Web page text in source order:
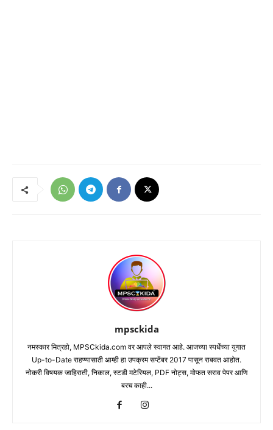
mpsckida
नमस्कार मित्रहो, MPSCkida.com वर आपले स्वागत आहे. आजच्या स्पर्धेच्या युगात
Up-to-Date राहण्यासाठी आम्ही हा उपक्रम सप्टेंबर 2017 पासून राबवत आहोत.
नोकरी विषयक जाहिराती, निकाल, स्टडी मटेरियल, PDF नोट्स, मोफत सराव पेपर आणि
बरच काही...